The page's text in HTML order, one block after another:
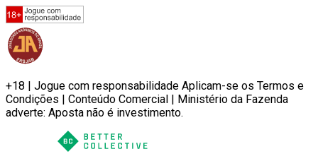
+18 | Jogue com responsabilidade Aplicam-se os Termos e
Condições | Conteúdo Comercial | Ministério da Fazenda
adverte: Aposta não é investimento.